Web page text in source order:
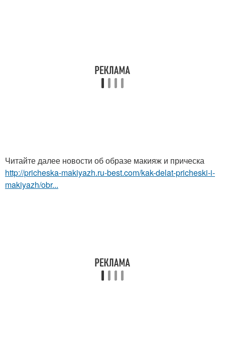
Читайте далее новости об образе макияж и прическа
http://pricheska-makiyazh.ru-best.com/kak-delat-pricheski-i-
makiyazh/obr...